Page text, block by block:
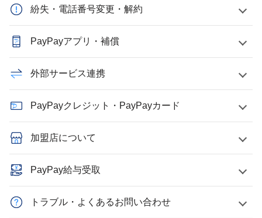
紛失・電話番号変更・解約
PayPayアプリ・補償
外部サービス連携
PayPayクレジット・PayPayカード
加盟店について
PayPay給与受取
トラブル・よくあるお問い合わせ